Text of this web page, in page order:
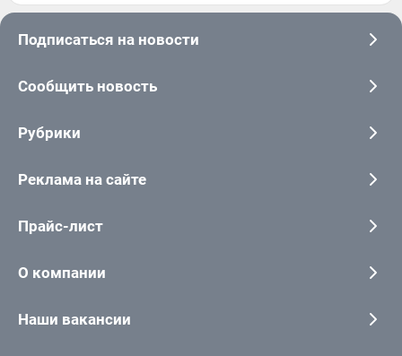
Подписаться на новости
Сообщить новость
Рубрики
Реклама на сайте
Прайс-лист
О компании
Наши вакансии